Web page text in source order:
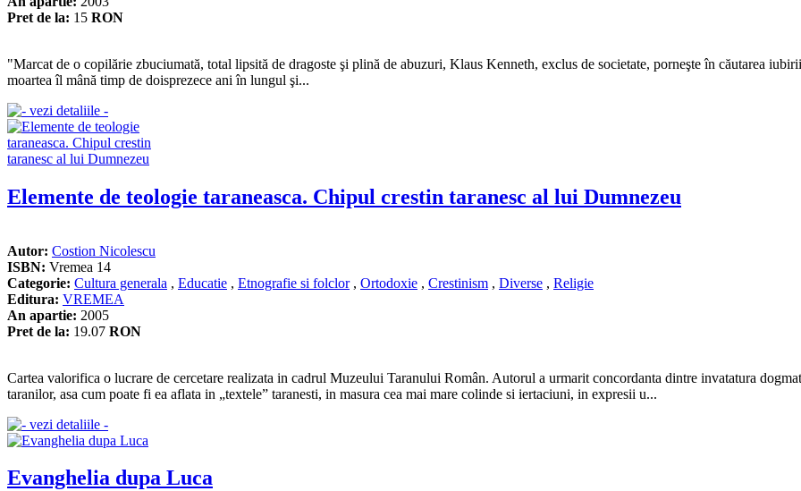
Pret de la: 15 RON
"Marcat de o copilărie zbuciumată, total lipsită de dragoste şi plină de abuzuri, Klaus Kenneth, exclus de societate, porneşte în căutarea
moartea îl mână timp de doisprezece ani în lungul şi...
Elemente de teologie taraneasca. Chipul crestin taranesc al lui Dumnezeu
Autor: Costion Nicolescu
ISBN: Vremea 14
Categorie: Cultura generala , Educatie , Etnografie si folclor, Ortodoxie , Crestinism , Diverse , Religie
Editura: VREMEA
An apartie: 2005
Pret de la: 19.07 RON
Cartea valorifica o lucrare de cercetare realizata in cadrul Muzeului Taranului Român. Autorul a urmarit concordanta dintre invatatura
taranilor, asa cum poate fi ea aflata in „textele” taranesti, in masura cea mai mare colinde si iertaciuni, in expresii u...
Evanghelia dupa Luca